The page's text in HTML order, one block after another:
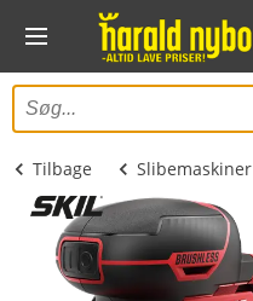
Tilbage Slibemaskiner